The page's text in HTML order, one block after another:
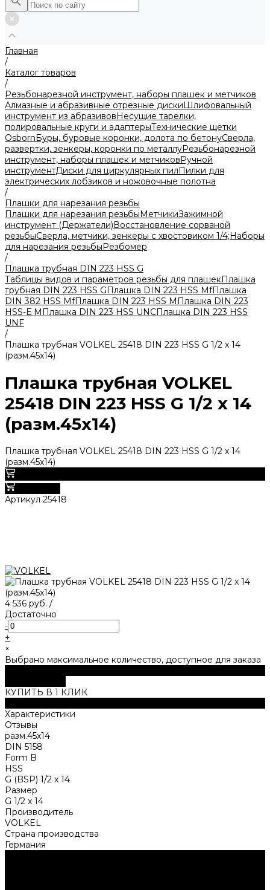
Главная
/
Каталог товаров
/
Резьбонарезной инструмент, наборы плашек и метчиков
Алмазные и абразивные отрезные дискиШлифовальный
инструмент из абразивовНесущие тарелки,
полировальные круги и адаптерыТехнические щетки
OsbornБуры, буровые коронки, долота по бетонуСверла,
развертки, зенкеры, коронки по металлуРезьбонарезной
инструмент, наборы плашек и метчиковРучной
инструментДиски для циркулярных пилПилки для
электрических лобзиков и ножовочные полотна
/
Плашки для нарезания резьбы
Плашки для нарезания резьбыМетчикиЗажимной
инструмент (Держатели)Восстановление сорваной
резьбыСверла, метчики, зенкеры с хвостовиком 1/4;Наборы
для нарезания резьбыРезбомер
/
Плашка трубная DIN 223 HSS G
Таблицы видов и параметров резьбы для плашекПлашка
трубная DIN 223 HSS GПлашка DIN 223 HSS MfПлашка
DIN 382 HSS MfПлашка DIN 223 HSS MПлашка DIN 223
HSS-Е MПлашка DIN 223 HSS UNCПлашка DIN 223 HSS
UNF
/
Плашка трубная VOLKEL 25418 DIN 223 HSS G 1/2 x 14
(разм.45x14)
Плашка трубная VOLKEL
25418 DIN 223 HSS G 1/2 x 14
(разм.45x14)
Плашка трубная VOLKEL 25418 DIN 223 HSS G 1/2 x 14
(разм.45x14)
Артикул 25418
4 536 руб. /
Достаточно
-
+
×
Выбрано максимальное количество, доступное для заказа
КУПИТЬ В 1 КЛИК
Характеристики
Отзывы
разм.45x14
DIN 5158
Form B
HSS
G (BSP) 1/2 x 14
Размер
G 1/2 x 14
Производитель
VOLKEL
Страна производства
Германия